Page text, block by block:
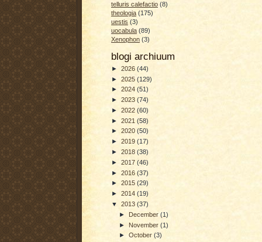
telluris calefactio (8)
theologia (175)
uestis (3)
uocabula (89)
Xenophon (3)
blogi archiuum
► 2026 (44)
► 2025 (129)
► 2024 (51)
► 2023 (74)
► 2022 (60)
► 2021 (58)
► 2020 (50)
► 2019 (17)
► 2018 (38)
► 2017 (46)
► 2016 (37)
► 2015 (29)
► 2014 (19)
▼ 2013 (37)
► December(1)
► November(1)
►October(3)